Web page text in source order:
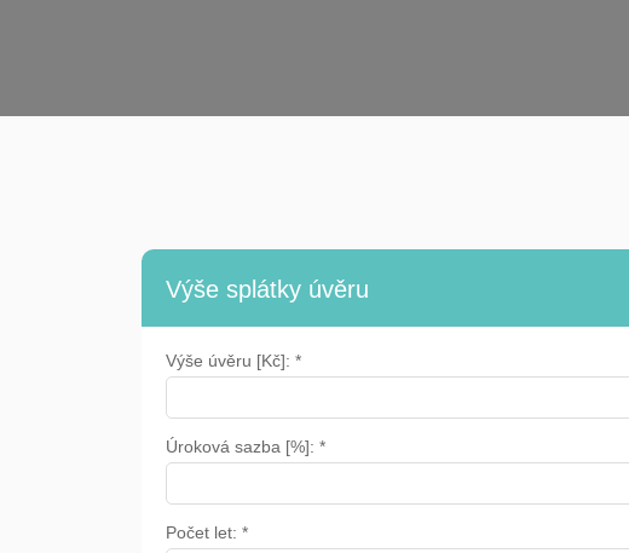
Výše splátky úvěru
Výše úvěru [Kč]: *
Úroková sazba [%]: *
Počet let: *